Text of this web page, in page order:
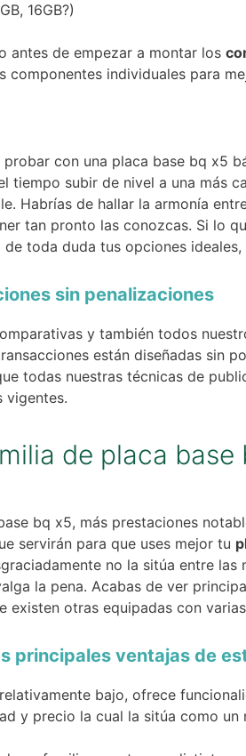
16GB?)
antes de empezar a montar los
componentes individuales para
con una placa base bq x5
tiempo subir de nivel a una más
Habrías de hallar la armonía
tan pronto las conozcas. Si lo
de toda duda tus opciones
sin penalizaciones
y también todos
están diseñadas sin
todas nuestras técnicas de
vigentes.
de placa
bq x5, más prestaciones
servirán para que uses mejor tu
no la sitúa entre
la pena. Acabas de ver
existen otras equipadas con
principales ventajas de
bajo, ofrece
y precio la cual la sitúa como